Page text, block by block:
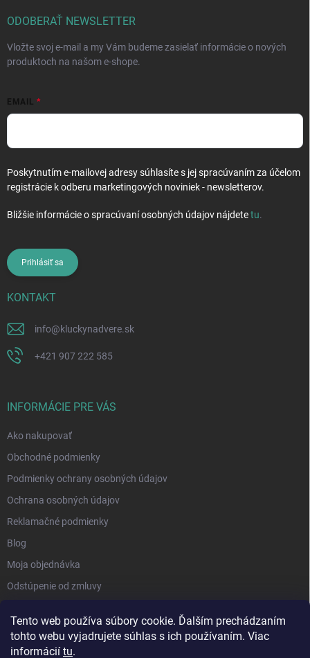
Tento web používa súbory cookie. Ďalším prechádzaním
tohto webu vyjadrujete súhlas s ich používaním. Viac
informácií tu.
ODOBERAŤ NEWSLETTER
Vložte svoj e-mail a my Vám budeme zasielať informácie o nových
produktoch na našom e-shope.
EMAIL
Poskytnutím e-mailovej adresy súhlasíte s jej spracúvaním za účelom
registrácie k odberu marketingových noviniek - newsletterov.
Bližšie informácie o spracúvaní osobných údajov nájdetetu.
Prihlásiť sa
KONTAKT
info@kluckynadvere.sk
+421 907 222 585
INFORMÁCIE PRE VÁS
Ako nakupovať
Obchodné podmienky
Podmienky ochrany osobných údajov
Ochrana osobných údajov
Reklamačné podmienky
Blog
Moja objednávka
Odstúpenie od zmluvy